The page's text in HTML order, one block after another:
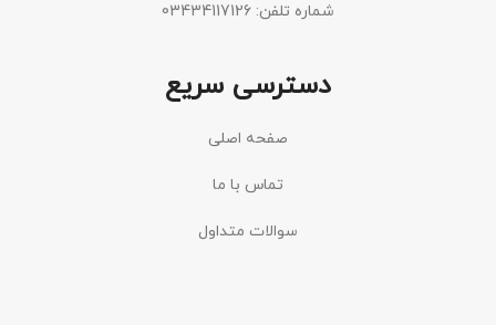
شماره تلفن: 03434117126
دسترسی سریع
صفحه اصلی
تماس با ما
سوالات متداول